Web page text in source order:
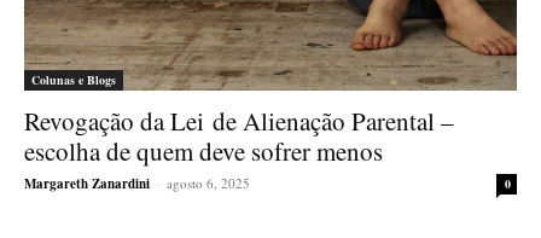
Colunas e Blogs
Revogação da Lei de Alienação Parental –
escolha de quem deve sofrer menos
Margareth Zanardini - agosto 6, 2025 0